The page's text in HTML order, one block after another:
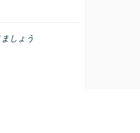
しょう